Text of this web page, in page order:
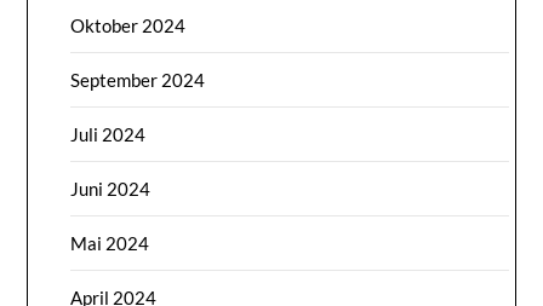
Oktober 2024
September 2024
Juli 2024
Juni 2024
Mai 2024
April 2024